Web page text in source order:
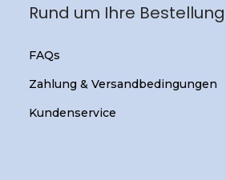
Rund um Ihre Bestellung
FAQs
Zahlung & Versandbedingungen
Kundenservice